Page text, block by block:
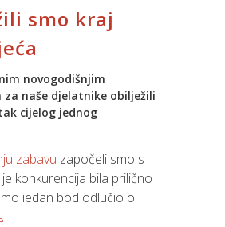
smo kraj
novogodišnjim
za naše djelatnike obilježili
cijelog jednog
zabavu započeli smo s
konkurencija bila prilično
jedan bod odlučio o
a pobjednici su